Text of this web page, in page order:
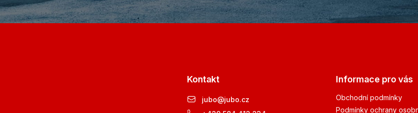
Kontakt
jubo@jubo.cz
Informace pro vás
Obchodní podmínky
Podmínky ochrany